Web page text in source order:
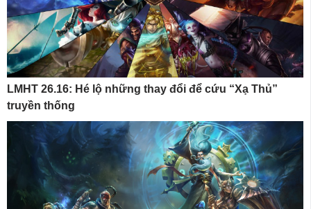
LMHT 26.16: Hé lộ những thay đổi để cứu “Xạ Thủ”
truyền thống